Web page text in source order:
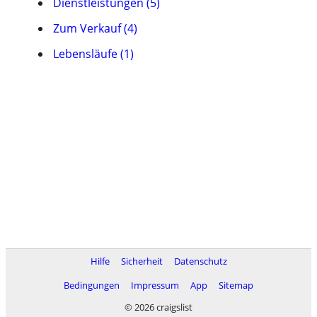
Zum Verkauf (4)
Lebensläufe (1)
Hilfe Sicherheit
Datenschutz
Bedingungen
Impressum App
Sitemap
© 2026 craigslist